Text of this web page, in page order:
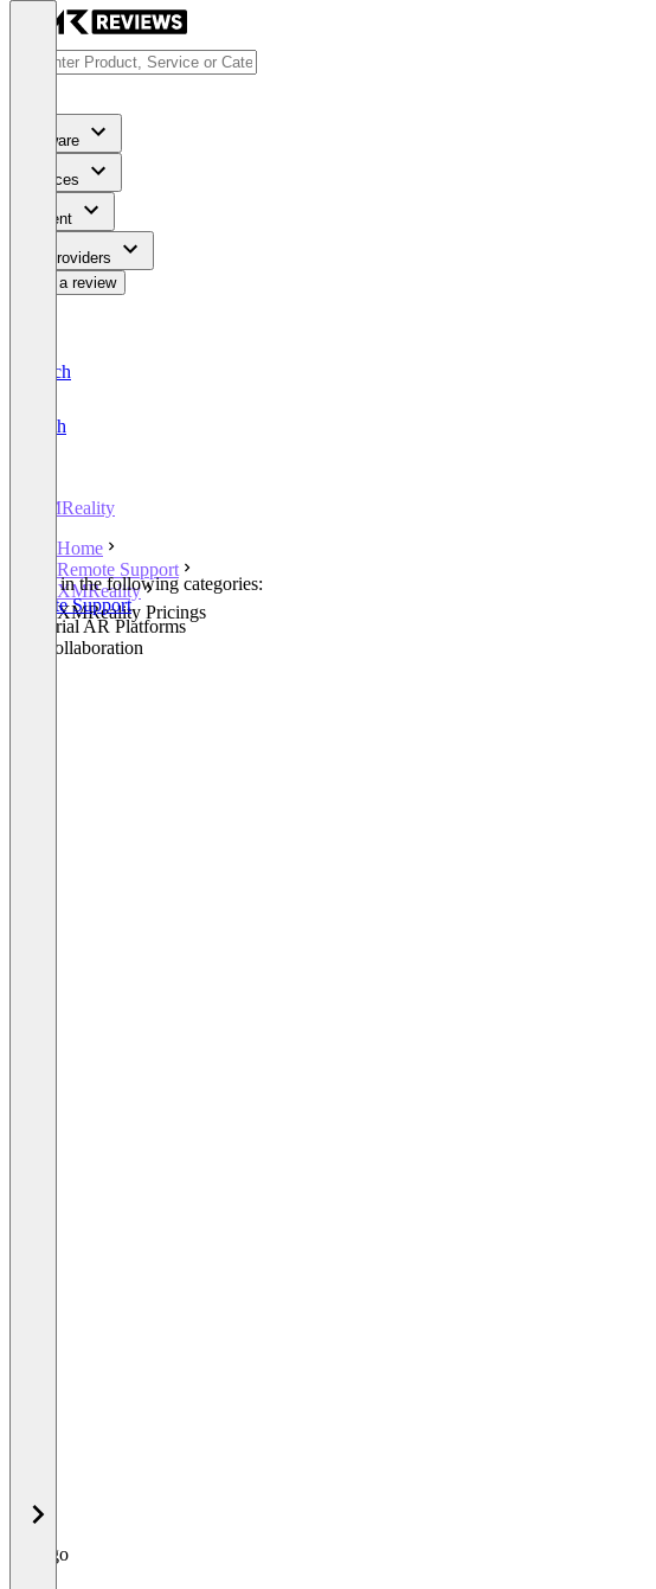
Software
Services
Content
For Providers
Write a review
Deutsch
English
XMReality
Home
Remote Support
XMReality
XMReality Pricings
Listed in the following categories:
Remote Support
Industrial AR Platforms
AR Collaboration